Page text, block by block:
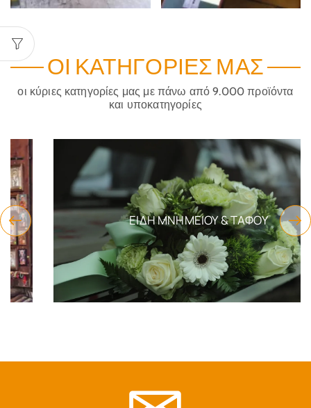
ΟΙ ΚΑΤΗΓΟΡΊΕΣ ΜΑΣ
οι κύριες κατηγορίες μας με πάνω από 9.000 προϊόντα
και υποκατηγορίες
ΕΊΔΗ ΜΝΗΜΕΊΟΥ & ΤΆΦΟΥ